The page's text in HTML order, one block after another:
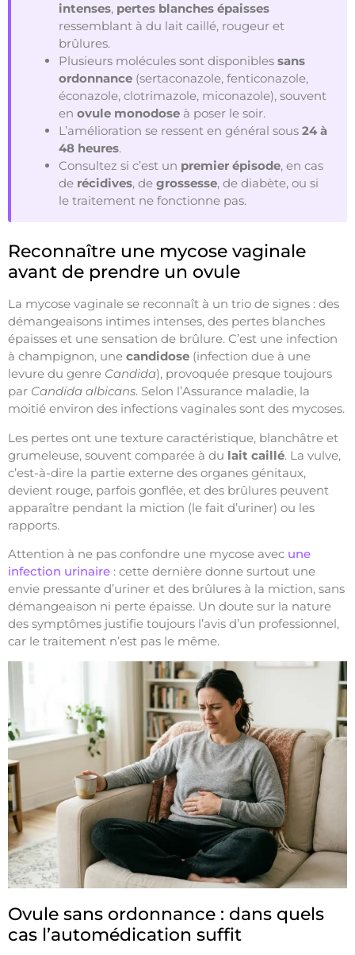
intenses, pertes blanches épaisses
ressemblant à du lait caillé, rougeur et
brûlures.
Plusieurs molécules sont disponibles sans
ordonnance (sertaconazole, fenticonazole,
éconazole, clotrimazole, miconazole), souvent
en ovule monodose à poser le soir.
L’amélioration se ressent en général sous 24 à
48 heures.
Consultez si c’est un premier épisode, en cas
de récidives, de grossesse, de diabète, ou si
le traitement ne fonctionne pas.
Reconnaître une mycose vaginale
avant de prendre un ovule
La mycose vaginale se reconnaît à un trio de signes : des
démangeaisons intimes intenses, des pertes blanches
épaisses et une sensation de brûlure. C’est une infection
à champignon, une candidose (infection due à une
levure du genre Candida), provoquée presque toujours
par Candida albicans. Selon l’Assurance maladie, la
moitié environ des infections vaginales sont des mycoses.
Les pertes ont une texture caractéristique, blanchâtre et
grumeleuse, souvent comparée à du lait caillé. La vulve,
c’est-à-dire la partie externe des organes génitaux,
devient rouge, parfois gonflée, et des brûlures peuvent
apparaître pendant la miction (le fait d’uriner) ou les
rapports.
Attention à ne pas confondre une mycose avec une
infection urinaire : cette dernière donne surtout une
envie pressante d’uriner et des brûlures à la miction, sans
démangeaison ni perte épaisse. Un doute sur la nature
des symptômes justifie toujours l’avis d’un professionnel,
car le traitement n’est pas le même.
Ovule sans ordonnance : dans quels
cas l’automédication suffit